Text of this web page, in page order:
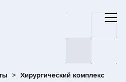
Хирургический комплекс